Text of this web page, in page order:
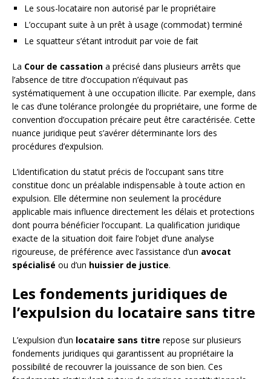
Le sous-locataire non autorisé par le propriétaire
L’occupant suite à un prêt à usage (commodat) terminé
Le squatteur s’étant introduit par voie de fait
La Cour de cassation a précisé dans plusieurs arrêts que
l’absence de titre d’occupation n’équivaut pas
systématiquement à une occupation illicite. Par exemple, dans
le cas d’une tolérance prolongée du propriétaire, une forme de
convention d’occupation précaire peut être caractérisée. Cette
nuance juridique peut s’avérer déterminante lors des
procédures d’expulsion.
L’identification du statut précis de l’occupant sans titre
constitue donc un préalable indispensable à toute action en
expulsion. Elle détermine non seulement la procédure
applicable mais influence directement les délais et protections
dont pourra bénéficier l’occupant. La qualification juridique
exacte de la situation doit faire l’objet d’une analyse
rigoureuse, de préférence avec l’assistance d’un avocat
spécialisé ou d’un huissier de justice.
Les fondements juridiques de
l’expulsion du locataire sans titre
L’expulsion d’un locataire sans titre repose sur plusieurs
fondements juridiques qui garantissent au propriétaire la
possibilité de recouvrer la jouissance de son bien. Ces